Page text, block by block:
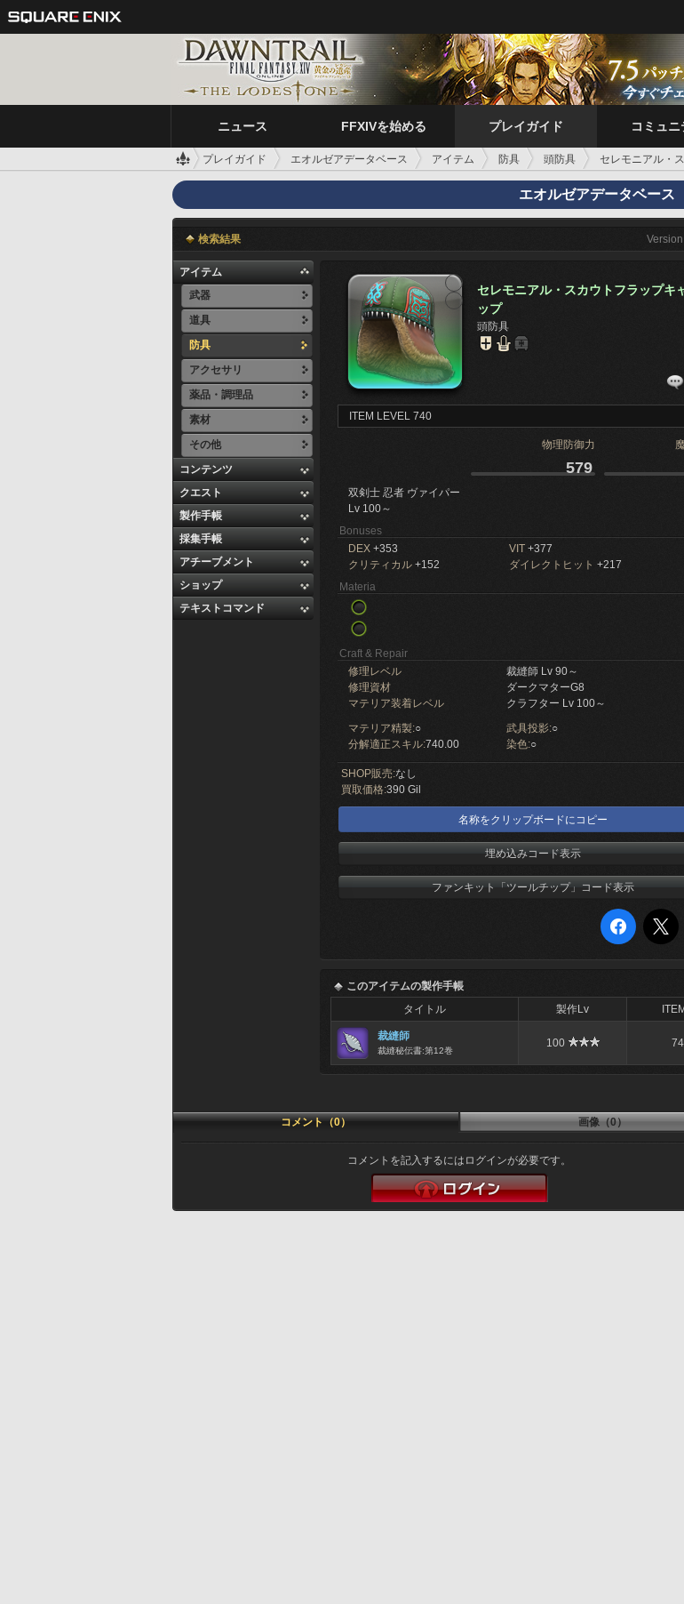
ニュース FFXIVを始める プレイガイド コミュニ
プレイガイド エオルゼアデータベース アイテム 防具 頭防具 セレモニアル・
エオルゼアデータベース
検索結果
アイテム
武器
道具
防具
アクセサリ
薬品・調理品
素材
その他
コンテンツ
クエスト
製作手帳
採集手帳
アチーブメント
ショップ
テキストコマンド
セレモニアル・スカウトフラップキ
ップ
頭防具
ITEM LEVEL 740
物理防御力
579
双剣士 忍者 ヴァイパー
Lv 100～
Bonuses
DEX +353 VIT +377
クリティカル +152 ダイレクトヒット +217
Materia
Craft & Repair
修理レベル
裁縫師 Lv 90～
修理資材
ダークマターG8
マテリア装着レベル
クラフター Lv 100～
マテリア精製:○ 武具投影:○
分解適正スキル:740.00 染色:○
SHOP販売:なし
買取価格:390 Gil
名称をクリップボードにコピー
埋め込みコード表示
ファンキット「ツールチップ」コード表示
このアイテムの製作手帳
タイトル
製作Lv
裁縫師
裁縫秘伝書:第12巻
100
コメント（0） 画像（0）
コメントを記入するにはログインが必要です。